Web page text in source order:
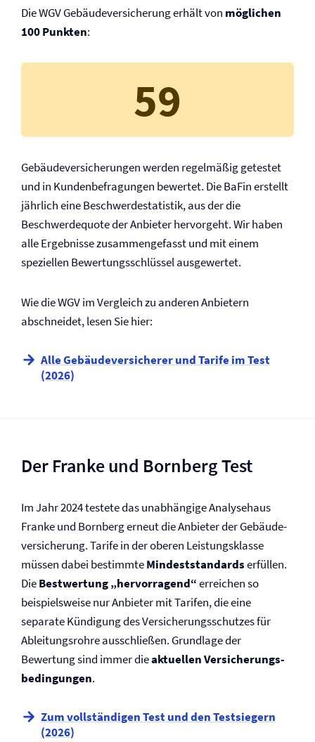
Die WGV Gebäude­versicherung erhält von möglichen
100 Punkten:
59
Gebäude­versicherungen werden regelmäßig getestet
und in Kundenbefragungen bewertet. Die BaFin erstellt
jährlich eine Beschwerdestatistik, aus der die
Beschwerdequote der Anbieter hervorgeht. Wir haben
alle Ergebnisse zusammengefasst und mit einem
speziellen Bewertungsschlüssel ausgewertet.
Wie die WGV im Vergleich zu anderen Anbietern
abschneidet, lesen Sie hier:
Alle Gebäude­versicherer und Tarife im Test
(2026)
Der Franke und Bornberg Test
Im Jahr 2024 testete das unabhängige Analysehaus
Franke und Bornberg erneut die Anbieter der Gebäude­
versicherung. Tarife in der oberen Leistungsklasse
müssen dabei bestimmteMindeststandardserfüllen.
DieBestwertung „hervorragend“erreichen so
beispielsweise nur Anbieter mit Tarifen, die eine
separate Kündigung des Versicherungsschutzes für
Ableitungsrohre ausschließen. Grundlage der
Bewertung sind immer dieaktuellen Versicherungs­
bedingungen.
Zum vollständigen Test und den Testsiegern
(2026)